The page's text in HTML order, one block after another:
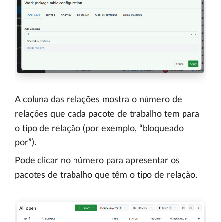
A coluna das relações mostra o número de
relações que cada pacote de trabalho tem para
o tipo de relação (por exemplo, “bloqueado
por”).
Pode clicar no número para apresentar os
pacotes de trabalho que têm o tipo de relação.